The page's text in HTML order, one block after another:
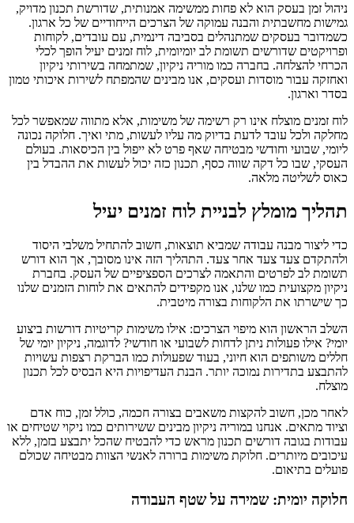
ניהול זמן בעסק הוא לא פחות ממשימה אמנותית, שדורשת תכנון מדויק,
גמישות מחשבתית והבנה עמוקה של הצרכים הייחודיים של כל ארגון.
כשמדובר בעסקים שמתנהלים בסביבה דינמית, עם עובדים, לקוחות
ופרויקטים שדורשים תשומת לב יומיומית, לוח זמנים יעיל הופך לכלי
הכרחי להצלחה. בחברה כמו מוריה ניקיון, שמתמחה בשירותי ניקיון
ואחזקה עבור מוסדות ועסקים, אנו מבינים שהמפתח לשירות איכותי טמון
בסדר וארגון.
לוח זמנים מוצלח אינו רק רשימה של משימות, אלא מתווה שמאפשר לכל
מחלקה ולכל עובד לדעת בדיוק מה עליו לעשות, מתי ואיך. חלוקה נכונה
ליומי, שבועי וחודשי מבטיחה שאף פרט לא ייפול בין הכיסאות. בעולם
העסקי, שבו כל דקה שווה כסף, תכנון כזה יכול לעשות את ההבדל בין
כאוס לשליטה מלאה.
תהליך מומלץ לבניית לוח זמנים יעיל
כדי ליצור מבנה עבודה שמביא תוצאות, חשוב להתחיל משלבי היסוד
ולהתקדם צעד צעד אחר צעד. התהליך הזה אינו מסובך, אך הוא דורש
תשומת לב לפרטים והתאמה לצרכים הספציפיים של העסק. בחברת
ניקיון מקצועית כמו שלנו, אנו מקפידים להתאים את לוחות הזמנים שלנו
כך שישרתו את הלקוחות בצורה מיטבית.
השלב הראשון הוא מיפוי הצרכים: אילו משימות קריטיות דורשות ביצוע
יומי? אילו פעולות ניתן לדחות לשבועי או חודשי? לדוגמה, ניקיון יומי של
חללים משותפים הוא חיוני, בעוד שפעולות כמו הברקת רצפות עשויות
להתבצע בתדירות נמוכה יותר. הבנת העדיפויות היא הבסיס לכל תכנון
מוצלח.
לאחר מכן, חשוב להקצות משאבים בצורה חכמה, כולל זמן, כוח אדם
וציוד מתאים. אנחנו במוריה ניקיון מבינים ששירותים כמו ניקוי שטיחים או
עבודות בגובה דורשים תכנון מראש כדי להבטיח שהכל יתבצע בזמן, ללא
עיכובים מיותרים. חלוקת משימות ברורה לאנשי הצוות מבטיחה שכולם
פועלים בתיאום.
חלוקה יומית: שמירה על שטף העבודה